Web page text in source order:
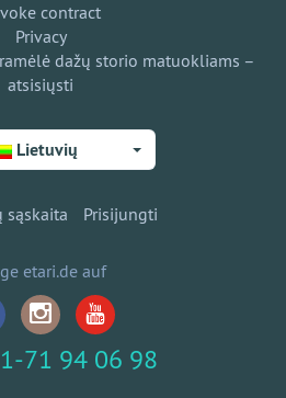
contract
Privacy
dažų storio matuokliams –
atsisiųsti
Lietuvių
sąskaita Prisijungti
etari.de auf
71 94 06 98